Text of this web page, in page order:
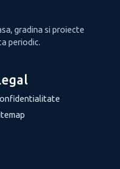
gradina si proiecte
periodic.